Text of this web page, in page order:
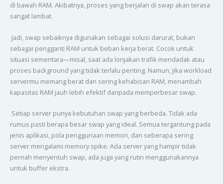
di bawah RAM. Akibatnya, proses yang berjalan di swap akan terasa
sangat lambat.
Jadi, swap sebaiknya digunakan sebagai solusi darurat, bukan
sebagai pengganti RAM untuk beban kerja berat. Cocok untuk
situasi sementara—misal, saat ada lonjakan trafik mendadak atau
proses background yang tidak terlalu penting. Namun, jika workload
servermu memang berat dan sering kehabisan RAM, menambah
kapasitas RAM jauh lebih efektif daripada memperbesar swap.
Setiap server punya kebutuhan swap yang berbeda. Tidak ada
rumus pasti berapa besar swap yang ideal. Semua tergantung pada
jenis aplikasi, pola penggunaan memori, dan seberapa sering
server mengalami memory spike. Ada server yang hampir tidak
pernah menyentuh swap, ada juga yang rutin menggunakannya
untuk buffer ekstra.